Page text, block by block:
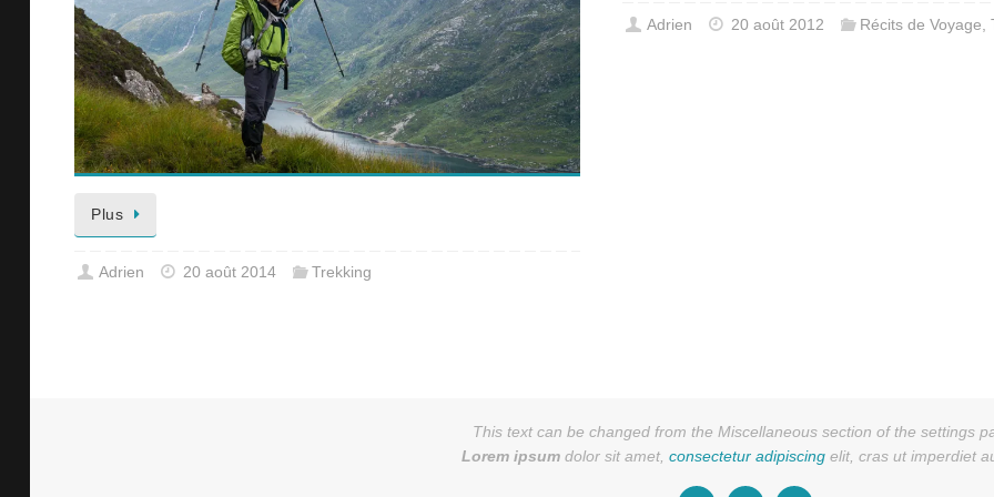
Plus
Adrien 20 août 2014 Trekking
Adrien 20 août 2012 Récits de Voyage
This text can be changed from the Miscellaneous section of the settings
Lorem ipsum dolor sit amet, consectetur adipiscing elit, cras ut imperdiet